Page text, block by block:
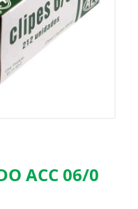
ACC 06/0